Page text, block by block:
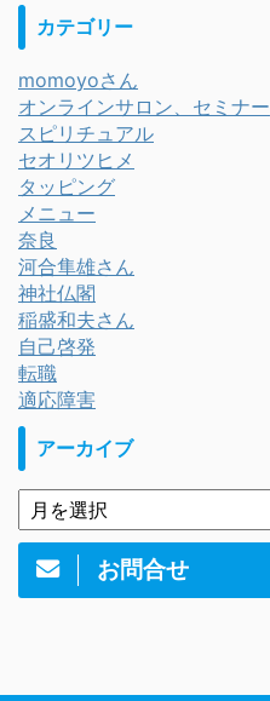
カテゴリー
momoyoさん
オンラインサロン、セミナー
スピリチュアル
セオリツヒメ
タッピング
メニュー
奈良
河合隼雄さん
神社仏閣
稲盛和夫さん
自己啓発
転職
適応障害
アーカイブ
お問合せ